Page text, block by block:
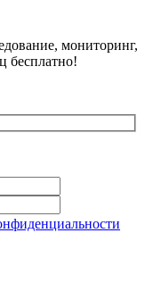
мониторинг,
бесплатно!